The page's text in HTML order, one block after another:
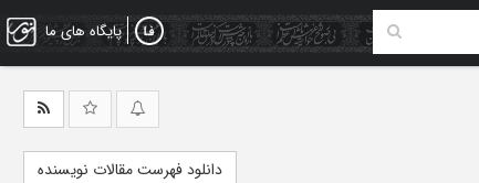
پایگاه های ما
دانلود فهرست مقالات نویسنده